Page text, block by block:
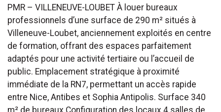
PMR – VILLENEUVE-LOUBET À louer bureaux
professionnels d’une surface de 290 m² situés à
Villeneuve-Loubet, anciennement exploités en centre
de formation, offrant des espaces parfaitement
adaptés pour une activité tertiaire ou l’accueil de
public. Emplacement stratégique à proximité
immédiate de la RN7, permettant un accès rapide
entre Nice, Antibes et Sophia Antipolis. Surface 340
m² de bureaux Configuration des locaux 4 salles de